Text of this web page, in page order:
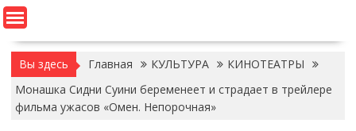
Вы здесь Главная КУЛЬТУРА
КИНОТЕАТРЫ
Монашка Сидни Суини беременеет и страдает в трейлере
фильма ужасов «Омен. Непорочная»